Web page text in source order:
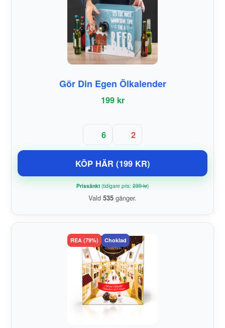
Gör Din Egen Ölkalender
199 kr
6 2
KÖP HÄR (199 KR)
Prissänkt(tidigare pris: 239 kr)
Vald 535 gånger.
REA (79%) Choklad